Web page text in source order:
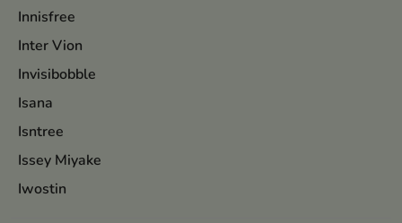
Innisfree
Inter Vion
Invisibobble
Isana
Isntree
Issey Miyake
Iwostin